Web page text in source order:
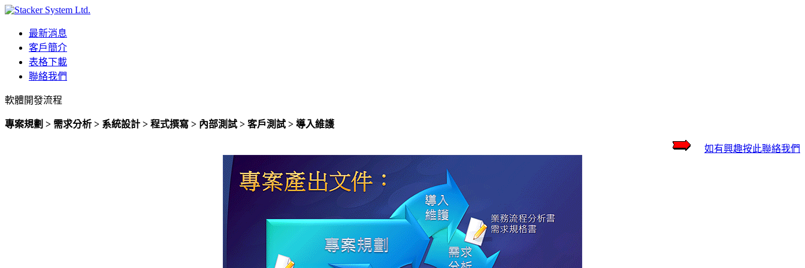
最新消息
客戶簡介
表格下載
聯絡我們
軟體開發流程
專案規劃 > 需求分析 > 系統設計 > 程式撰寫 > 內部測試 > 客戶測試 > 導入維護
如有興趣按此聯絡我們